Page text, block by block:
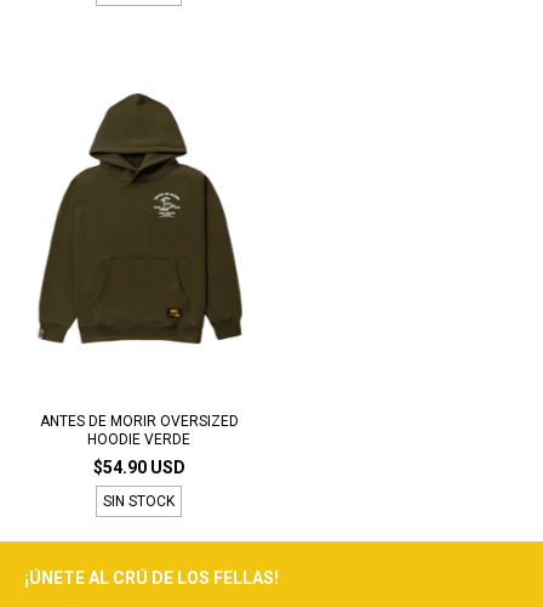
ANTES DE MORIR OVERSIZED
HOODIE VERDE
$54.90 USD
SIN STOCK
¡ÚNETE AL CRÚ DE LOS FELLAS!